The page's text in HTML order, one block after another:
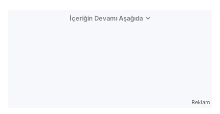
İçeriğin Devamı Aşağıda
Reklam